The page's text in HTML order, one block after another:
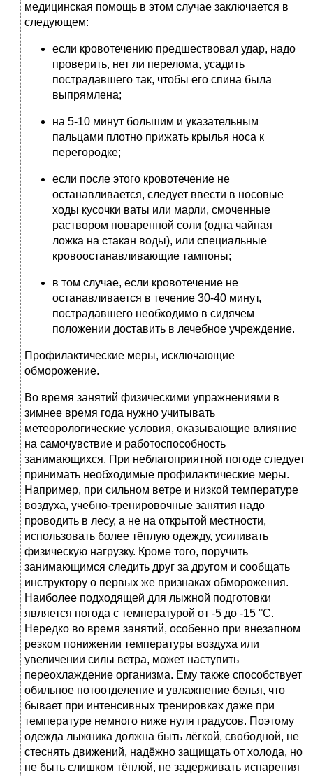
медицинская помощь в этом случае заключается в
следующем:
если кровотечению предшествовал удар, надо
проверить, нет ли перелома, усадить
пострадавшего так, чтобы его спина была
выпрямлена;
на 5-10 минут большим и указательным
пальцами плотно прижать крылья носа к
перегородке;
если после этого кровотечение не
останавливается, следует ввести в носовые
ходы кусочки ваты или марли, смоченные
раствором поваренной соли (одна чайная
ложка на стакан воды), или специальные
кровоостанавливающие тампоны;
в том случае, если кровотечение не
останавливается в течение 30-40 минут,
пострадавшего необходимо в сидячем
положении доставить в лечебное учреждение.
Профилактические меры, исключающие
обморожение.
Во время занятий физическими упражнениями в
зимнее время года нужно учитывать
метеорологические условия, оказывающие влияние
на самочувствие и работоспособность
занимающихся. При неблагоприятной погоде следует
принимать необходимые профилактические меры.
Например, при сильном ветре и низкой температуре
воздуха, учебно-тренировочные занятия надо
проводить в лесу, а не на открытой местности,
использовать более тёплую одежду, усиливать
физическую нагрузку. Кроме того, поручить
занимающимся следить друг за другом и сообщать
инструктору о первых же признаках обморожения.
Наиболее подходящей для лыжной подготовки
является погода с температурой от -5 до -15 °С.
Нередко во время занятий, особенно при внезапном
резком понижении температуры воздуха или
увеличении силы ветра, может наступить
переохлаждение организма. Ему также способствует
обильное потоотделение и увлажнение белья, что
бывает при интенсивных тренировках даже при
температуре немного ниже нуля градусов. Поэтому
одежда лыжника должна быть лёгкой, свободной, не
стеснять движений, надёжно защищать от холода, но
не быть слишком тёплой, не задерживать испарения